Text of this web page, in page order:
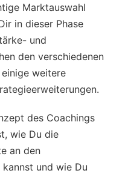
Marktauswahl
in dieser Phase
und
den verschiedenen
weitere
des Coachings
wie Du die
an den
kannst und wie Du